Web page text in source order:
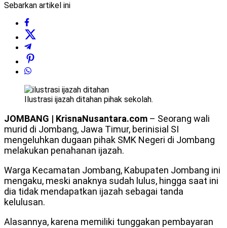
Sebarkan artikel ini
Ilustrasi ijazah ditahan pihak sekolah.
JOMBANG | KrisnaNusantara.com – Seorang wali
murid di Jombang, Jawa Timur, berinisial SI
mengeluhkan dugaan pihak SMK Negeri di Jombang
melakukan penahanan ijazah.
Warga Kecamatan Jombang, Kabupaten Jombang ini
mengaku, meski anaknya sudah lulus, hingga saat ini
dia tidak mendapatkan ijazah sebagai tanda
kelulusan.
Alasannya, karena memiliki tunggakan pembayaran